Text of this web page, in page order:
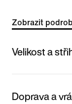
Zobrazit
Velikost a
Doprava a